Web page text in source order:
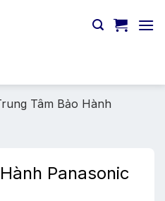
Tâm Bảo Hành
Panasonic